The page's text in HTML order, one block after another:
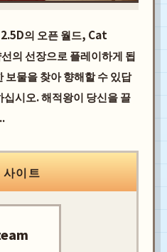
의 오픈 월드, Cat
의 선장으로 플레이하게 됩
보물을 찾아 향해할 수 있답
시오. 해적왕이 당신을 끌
사이트